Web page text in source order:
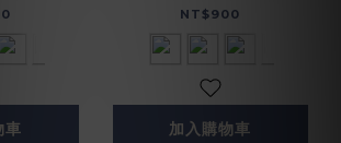
車
NT$900
加入購物車